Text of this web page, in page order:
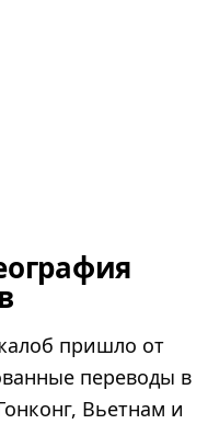
пришло от
переводы в
Вьетнам и